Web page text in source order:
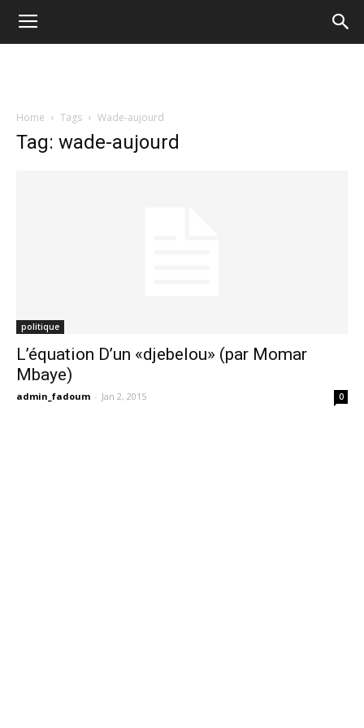
Home Tags Wade-aujourd
Tag: wade-aujourd
politique
L’équation D’un «djebelou» (par Momar
Mbaye)
admin_fadoum - Jan 2, 2015 0